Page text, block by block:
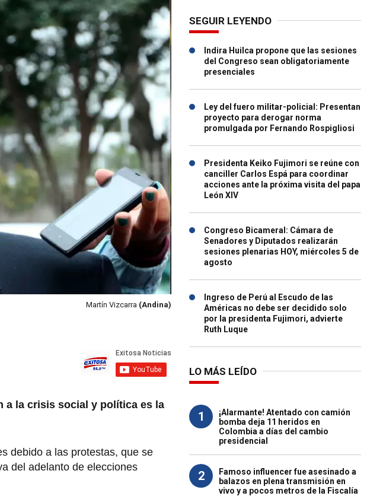
Martín Vizcarra (Andina)
a la crisis social y política es la
debido a las protestas, que se
del adelanto de elecciones
SEGUIR LEYENDO
Indira Huilca propone que las sesiones
del Congreso sean obligatoriamente
presenciales
Ley del fuero militar-policial: Presentan
proyecto para derogar norma
promulgada por Fernando Rospigliosi
Presidenta Keiko Fujimori se reúne con
canciller Carlos Espá para coordinar
acciones ante la próxima visita del papa
León XIV
Congreso Bicameral: Cámara de
Senadores y Diputados realizarán
sesiones plenarias HOY, miércoles 5 de
agosto
Ingreso de Perú al Escudo de las
Américas no debe ser decidido solo
por la presidenta Fujimori, advierte
Ruth Luque
LO MÁS LEÍDO
1
¡Alarmante! Atentado con camión
bomba deja 11 heridos en
Colombia a días del cambio
presidencial
2
Famoso influencer fue asesinado a
balazos en plena transmisión en
vivo y a pocos metros de la Fiscalía